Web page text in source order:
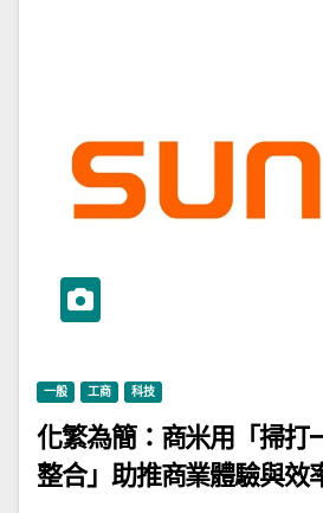
一般 工商 科技
化繁為簡：商米用「掃打
整合」助推商業體驗與效